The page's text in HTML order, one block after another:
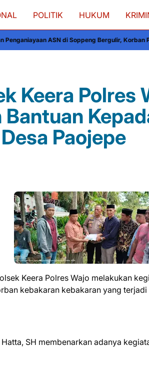
POLITIK HUKUM
Soppeng Bergulir, Korban Pilih Jalur Hukum
Keera Polres
Paojepe
Keera Polres Wajo melakukan
kebakaran kebakaran yang
SH membenarkan adanya